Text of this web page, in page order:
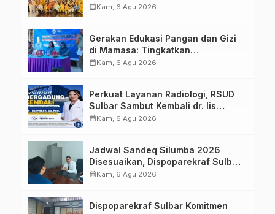
Sulawesi Barat Perkuat Kolaborasi
calendar_monthKam, 6 Agu 2026
Gerakan Edukasi Pangan dan Gizi
di Mamasa: Tingkatkan
Pengetahuan dan Keterampilan
calendar_monthKam, 6 Agu 2026
Perkuat Layanan Radiologi, RSUD
Sulbar Sambut Kembali dr. Iis
Imelda, Sp.Rad
calendar_monthKam, 6 Agu 2026
Jadwal Sandeq Silumba 2026
Disesuaikan, Dispoparekraf Sulbar
Pastikan Persiapan Tetap
calendar_monthKam, 6 Agu 2026
Dispoparekraf Sulbar Komitmen